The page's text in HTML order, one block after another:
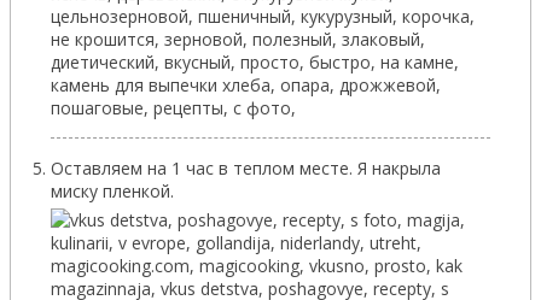
Оставляем на 1 час в теплом месте. Я накрыла
миску пленкой.